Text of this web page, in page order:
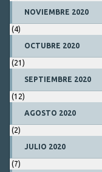
NOVIEMBRE 2020
(4)
OCTUBRE 2020
(21)
SEPTIEMBRE 2020
(12)
AGOSTO 2020
(2)
JULIO 2020
(7)